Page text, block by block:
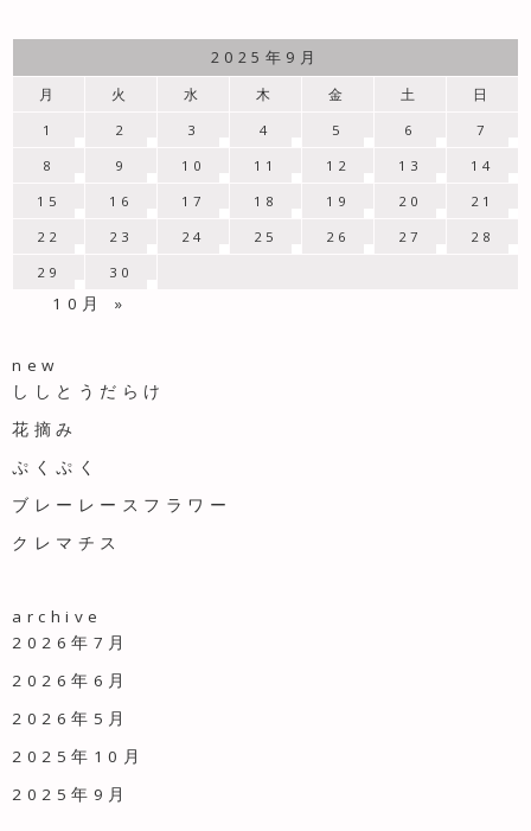
2025年9月
月 火 水 木 金 土 日
1 2 3 4 5 6
7
8
9 10 11 12 13
14
15
16 17 18 19 20
21
22
23 24 25 26 27
28
29
30
10月 »
new
ししとうだらけ
花摘み
ぷくぷく
ブレーレースフラワー
クレマチス
archive
2026年7月
2026年6月
2026年5月
2025年10月
2025年9月